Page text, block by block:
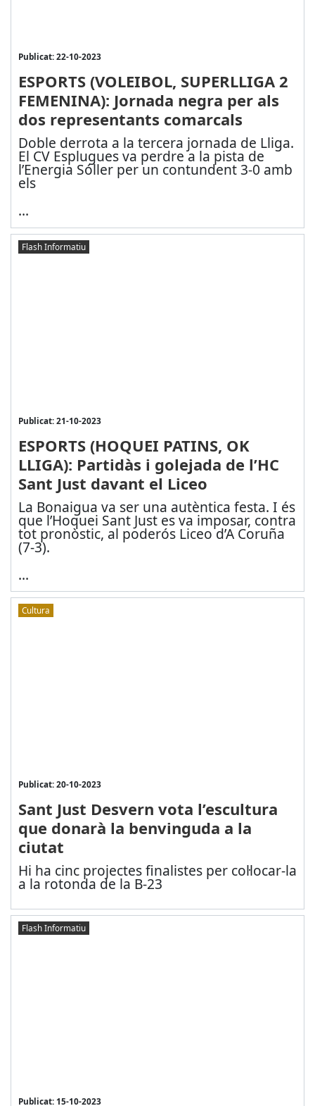
Publicat: 22-10-2023
ESPORTS (VOLEIBOL, SUPERLLIGA 2
FEMENINA): Jornada negra per als
dos representants comarcals
Doble derrota a la tercera jornada de Lliga.
El CV Esplugues va perdre a la pista de
l’Energia Sóller per un contundent 3-0 amb
els
...
Flash Informatiu
Publicat: 21-10-2023
ESPORTS (HOQUEI PATINS, OK
LLIGA): Partidàs i golejada de l’HC
Sant Just davant el Liceo
La Bonaigua va ser una autèntica festa. I és
que l’Hoquei Sant Just es va imposar, contra
tot pronòstic, al poderós Liceo d’A Coruña
(7-3).
...
Cultura
Publicat: 20-10-2023
Sant Just Desvern vota l’escultura
que donarà la benvinguda a la
ciutat
Hi ha cinc projectes finalistes per col·locar-la
a la rotonda de la B-23
Flash Informatiu
Publicat: 15-10-2023